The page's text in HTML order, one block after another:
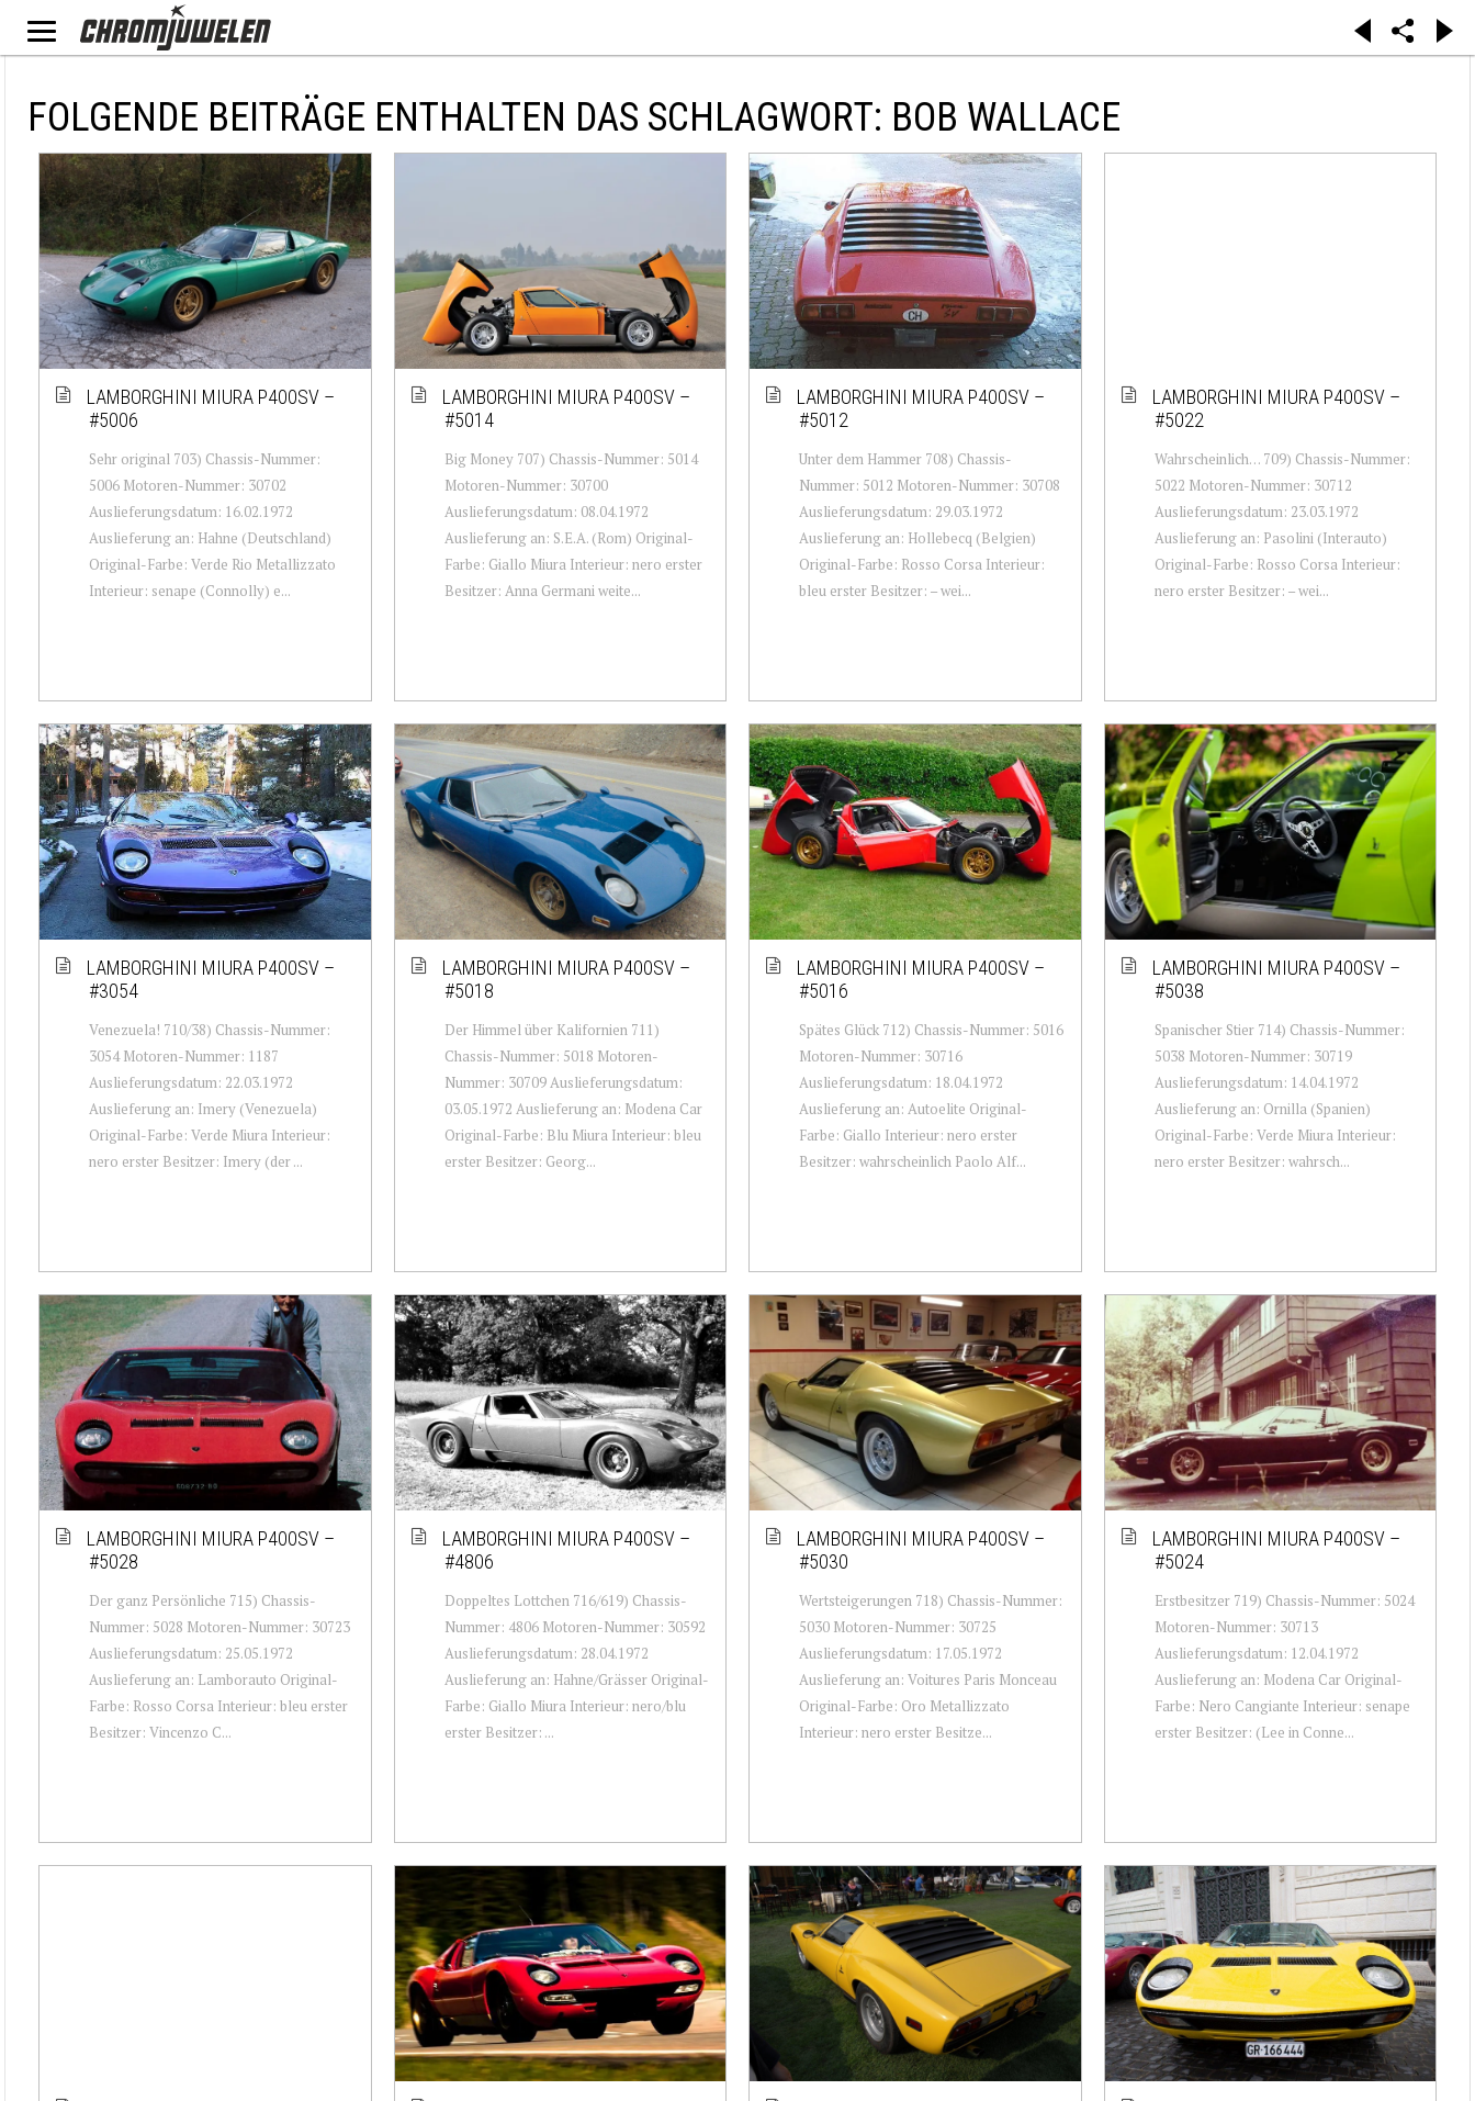
FOLGENDE BEITRÄGE ENTHALTEN DAS SCHLAGWORT: BOB WALLACE
LAMBORGHINI MIURA P400SV –
#5006
Sehr original 703) Chassis-Nummer:
5006 Motoren-Nummer: 30702
Auslieferungsdatum: 16.02.1972
Auslieferung an: Hahne (Deutschland)
Original-Farbe: Verde Rio Metallizzato
Interieur: senape (Connolly) e...
LAMBORGHINI MIURA P400SV –
#5014
Big Money 707) Chassis-Nummer: 5014
Motoren-Nummer: 30700
Auslieferungsdatum: 08.04.1972
Auslieferung an: S.E.A. (Rom) Original-
Farbe: Giallo Miura Interieur: nero erster
Besitzer: Anna Germani weite...
LAMBORGHINI MIURA P400SV –
#5012
Unter dem Hammer 708) Chassis-
Nummer: 5012 Motoren-Nummer: 30708
Auslieferungsdatum: 29.03.1972
Auslieferung an: Hollebecq (Belgien)
Original-Farbe: Rosso Corsa Interieur:
bleu erster Besitzer: – wei...
LAMBORGHINI MIURA P400SV –
#5022
Wahrscheinlich… 709) Chassis-Nummer:
5022 Motoren-Nummer: 30712
Auslieferungsdatum: 23.03.1972
Auslieferung an: Pasolini (Interauto)
Original-Farbe: Rosso Corsa Interieur:
nero erster Besitzer: – wei...
LAMBORGHINI MIURA P400SV –
#3054
Venezuela! 710/38) Chassis-Nummer:
3054 Motoren-Nummer: 1187
Auslieferungsdatum: 22.03.1972
Auslieferung an: Imery (Venezuela)
Original-Farbe: Verde Miura Interieur:
nero erster Besitzer: Imery (der ...
LAMBORGHINI MIURA P400SV –
#5018
Der Himmel über Kalifornien 711)
Chassis-Nummer: 5018 Motoren-
Nummer: 30709 Auslieferungsdatum:
03.05.1972 Auslieferung an: Modena Car
Original-Farbe: Blu Miura Interieur: bleu
erster Besitzer: Georg...
LAMBORGHINI MIURA P400SV –
#5016
Spätes Glück 712) Chassis-Nummer: 5016
Motoren-Nummer: 30716
Auslieferungsdatum: 18.04.1972
Auslieferung an: Autoelite Original-
Farbe: Giallo Interieur: nero erster
Besitzer: wahrscheinlich Paolo Alf...
LAMBORGHINI MIURA P400SV –
#5038
Spanischer Stier 714) Chassis-Nummer:
5038 Motoren-Nummer: 30719
Auslieferungsdatum: 14.04.1972
Auslieferung an: Ornilla (Spanien)
Original-Farbe: Verde Miura Interieur:
nero erster Besitzer: wahrsch...
LAMBORGHINI MIURA P400SV –
#5028
Der ganz Persönliche 715) Chassis-
Nummer: 5028 Motoren-Nummer: 30723
Auslieferungsdatum: 25.05.1972
Auslieferung an: Lamborauto Original-
Farbe: Rosso Corsa Interieur: bleu erster
Besitzer: Vincenzo C...
LAMBORGHINI MIURA P400SV –
#4806
Doppeltes Lottchen 716/619) Chassis-
Nummer: 4806 Motoren-Nummer: 30592
Auslieferungsdatum: 28.04.1972
Auslieferung an: Hahne/Grässer Original-
Farbe: Giallo Miura Interieur: nero/blu
erster Besitzer: ...
LAMBORGHINI MIURA P400SV –
#5030
Wertsteigerungen 718) Chassis-Nummer:
5030 Motoren-Nummer: 30725
Auslieferungsdatum: 17.05.1972
Auslieferung an: Voitures Paris Monceau
Original-Farbe: Oro Metallizzato
Interieur: nero erster Besitze...
LAMBORGHINI MIURA P400SV –
#5024
Erstbesitzer 719) Chassis-Nummer: 5024
Motoren-Nummer: 30713
Auslieferungsdatum: 12.04.1972
Auslieferung an: Modena Car Original-
Farbe: Nero Cangiante Interieur: senape
erster Besitzer: (Lee in Conne...